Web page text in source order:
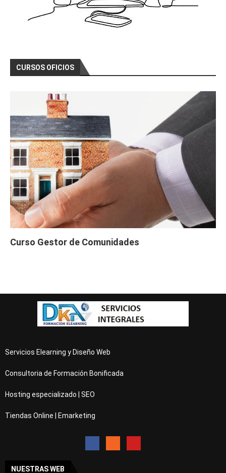
CURSOS OFICIOS
Curso Gestor de Comunidades
Servicios Elearning y Diseño Web
Consultoria de Formación Bonificada
Hosting especializado | SEO
Tiendas Online | Emarketing
NUESTRAS WEB